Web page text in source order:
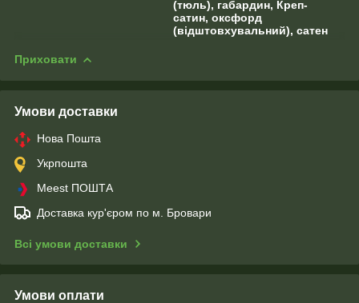
(тюль), габардин, Креп-
сатин, оксфорд
(відштовхувальний), сатен
Приховати
Умови доставки
Нова Пошта
Укрпошта
Meest ПОШТА
Доставка кур'єром по м. Бровари
Всі умови доставки
Умови оплати